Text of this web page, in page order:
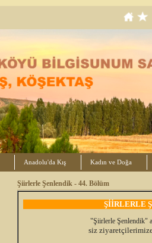
Anadolu'da Kış Kadın ve Doğa
Şiirlerle Şenlendik - 44. Bölüm
ŞİİRLERLE
"Şiirlerle Şenlendik"
siz ziyaretçilerimize